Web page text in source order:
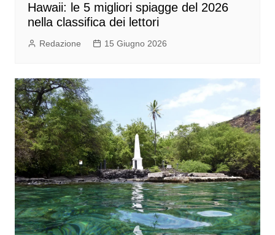
Hawaii: le 5 migliori spiagge del 2026
nella classifica dei lettori
Redazione 15 Giugno 2026